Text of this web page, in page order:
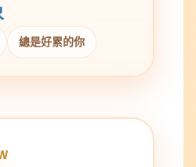
總是好累的你